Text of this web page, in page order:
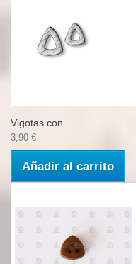
Vigotas con...
3,90 €
Añadir al carrito